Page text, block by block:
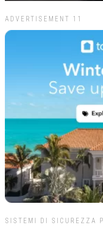
ADVERTISEMENT 11
SISTEMI DI SICUREZZA